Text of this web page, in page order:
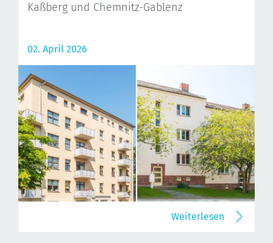
Kaßberg und Chemnitz-Gablenz
02. April 2026
Weiterlesen